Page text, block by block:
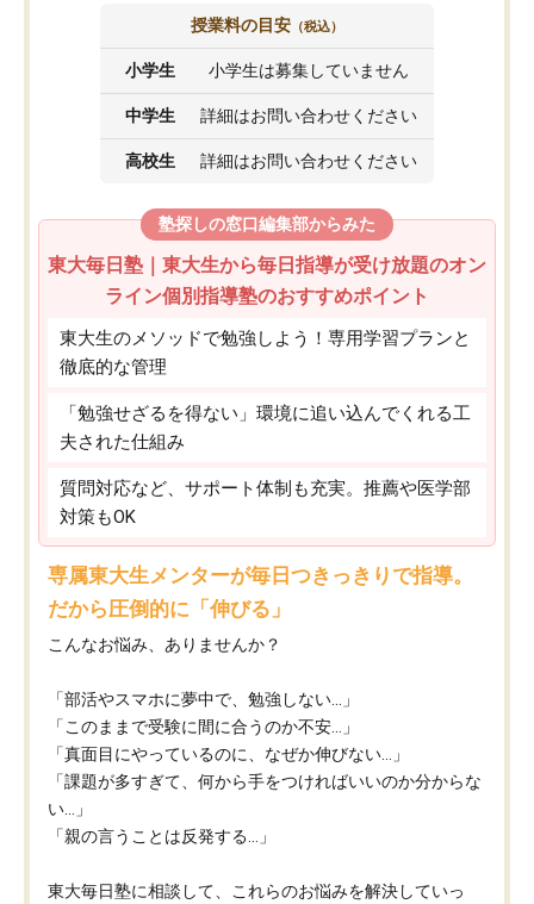
授業料の目安 （税込）
小学生 小学生は募集していません
中学生 詳細はお問い合わせください
高校生 詳細はお問い合わせください
塾探しの窓口編集部からみた
東大毎日塾｜東大生から毎日指導が受け放題のオン
ライン個別指導塾のおすすめポイント
東大生のメソッドで勉強しよう！専用学習プランと
徹底的な管理
「勉強せざるを得ない」環境に追い込んでくれる工
夫された仕組み
質問対応など、サポート体制も充実。推薦や医学部
対策もOK
専属東大生メンターが毎日つきっきりで指導。
だから圧倒的に「伸びる」
こんなお悩み、ありませんか？
「部活やスマホに夢中で、勉強しない…」
「このままで受験に間に合うのか不安…」
「真面目にやっているのに、なぜか伸びない…」
「課題が多すぎて、何から手をつければいいのか分からな
い…」
「親の言うことは反発する…」
東大毎日塾に相談して、これらのお悩みを解決していっ